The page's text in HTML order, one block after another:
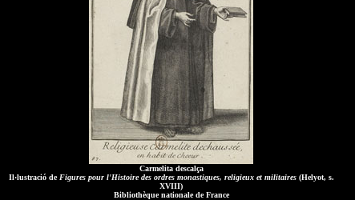
Carmelita descalça
Il·lustració de Figures pour l'Histoire des ordres monastiques, religieux et militaires(Helyot, s.
XVIII)
Bibliothèque nationale de France